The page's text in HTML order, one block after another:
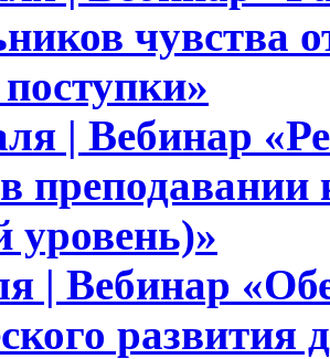
чувства
| Вебинар
преподавании
уровень)»
| Вебинар
развития